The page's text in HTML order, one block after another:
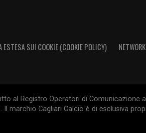
ESTESA SUI COOKIE (COOKIE POLICY)
al Registro Operatori di Comunicazione
marchio Cagliari Calcio è di esclusiva